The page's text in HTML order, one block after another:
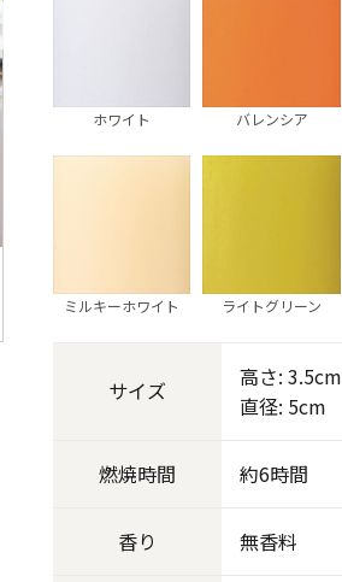
フローティングキャンドル
ホワイト バレンシア
ミルキーホワイト ライトグリーン
サイズ
高さ: 3.5cm
直径: 5cm
燃焼時間 約6時間
香り 無香料